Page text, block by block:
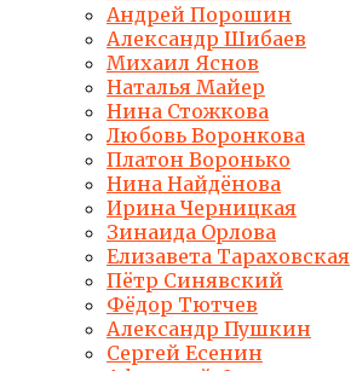
Андрей Порошин
Александр Шибаев
Михаил Яснов
Наталья Майер
Нина Стожкова
Любовь Воронкова
Платон Воронько
Нина Найдёнова
Ирина Черницкая
Зинаида Орлова
Елизавета Тараховская
Пётр Синявский
Фёдор Тютчев
Александр Пушкин
Сергей Есенин